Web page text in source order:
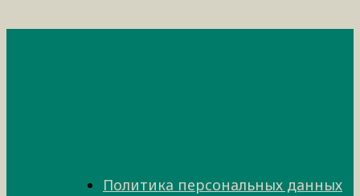
Политика персональных данных